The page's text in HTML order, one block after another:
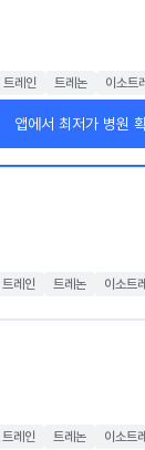
트레인 트레논 이소트
앱에서 최저가 병원
트레인 트레논 이소트
트레인 트레논 이소트